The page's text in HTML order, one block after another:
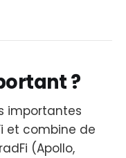
?
importantes
et combine de
(Apollo,